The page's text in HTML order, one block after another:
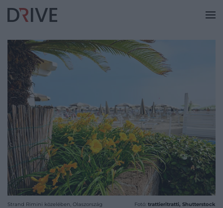
Strand Rimini közelében, Olaszország Fotó: trattieritratti, Shutterstock